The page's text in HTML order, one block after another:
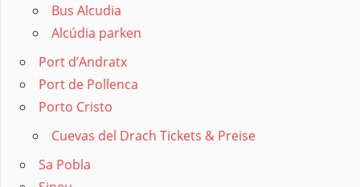
Bus Alcudia
Alcúdia parken
Port d’Andratx
Port de Pollenca
Porto Cristo
Cuevas del Drach Tickets & Preise
Sa Pobla